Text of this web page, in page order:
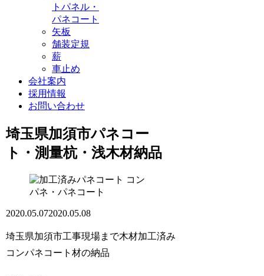
トパネル・
パネコート
矢板
舗装定規
薪
車止め
会社案内
採用情報
お問い合わせ
埼玉県加須市パネコー
ト・測量杭・浅木材納品
コン
パネ・パネコート
2020.05.072020.05.08
埼玉県加須市工事現場まで木材加工済み
コンパネコート材の納品